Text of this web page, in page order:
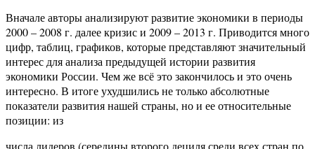
Вначале авторы анализируют развитие экономики в периоды
2000 – 2008 г. далее кризис и 2009 – 2013 г. Приводится много
цифр, таблиц, графиков, которые представляют значительный
интерес для анализа предыдущей истории развития
экономики России. Чем же всё это закончилось и это очень
интересно. В итоге ухудшились не только абсолютные
показатели развития нашей страны, но и ее относительные
позиции: из